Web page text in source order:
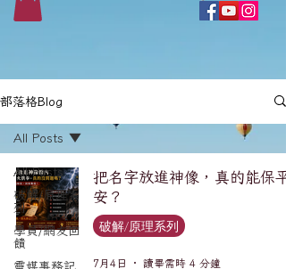
部落格Blog
All Posts
破解/原理系
列
學員/網友回
饋
靈媒事務記
All Posts
把名字放進神像，真的能保平
安？
破解/原理系列
7月4日 讀畢需時 4 分鐘